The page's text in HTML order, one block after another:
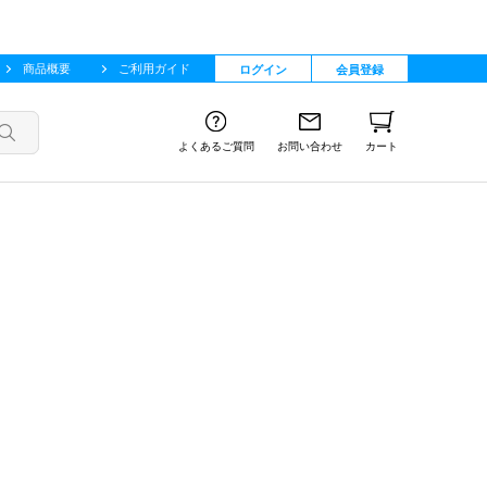
商品概要 ご利用ガイド ログイン 会員登録
よくあるご質問 お問い合わせ カート